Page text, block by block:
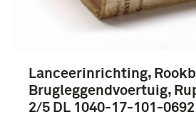
Lanceerinrichting,
Brugleggendvoertuig,
2/5 DL 1040-17-101-0692